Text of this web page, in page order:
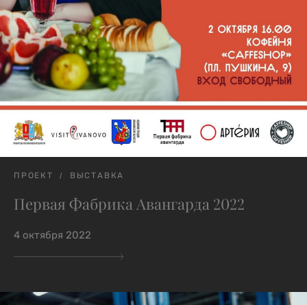
ПРОЕКТ ВЫСТАВКА
Первая Фабрика Авангарда 2022
4 октября 2022